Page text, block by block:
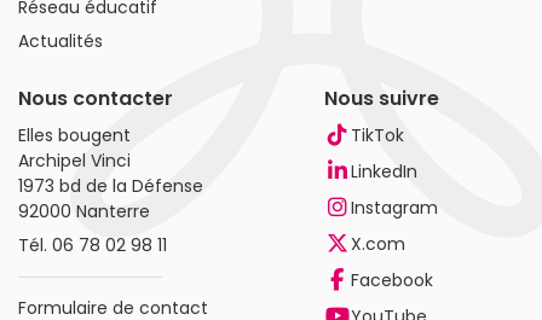
Réseau éducatif
Actualités
Nous contacter
Elles bougent
Archipel Vinci
1973 bd de la Défense
92000 Nanterre
Tél. 06 78 02 98 11
Formulaire de contact
Nous suivre
TikTok
LinkedIn
Instagram
X.com
Facebook